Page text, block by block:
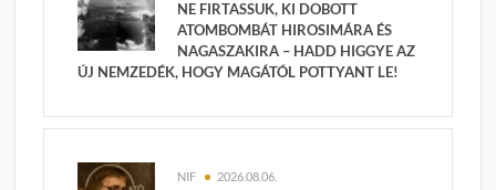
NE FIRTASSUK, KI DOBOTT
ATOMBOMBÁT HIROSIMÁRA ÉS
NAGASZAKIRA – HADD HIGGYE AZ
ÚJ NEMZEDÉK, HOGY MAGÁTÓL POTTYANT LE!
NIF 2026.08.06.